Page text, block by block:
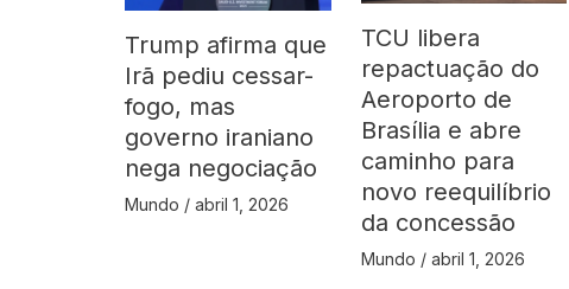
Trump afirma que
Irã pediu cessar-
fogo, mas
governo iraniano
nega negociação
Mundo / abril 1, 2026
TCU libera
repactuação do
Aeroporto de
Brasília e abre
caminho para
novo reequilíbrio
da concessão
Mundo / abril 1, 2026